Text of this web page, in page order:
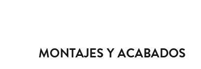
MONTAJES Y ACABADOS